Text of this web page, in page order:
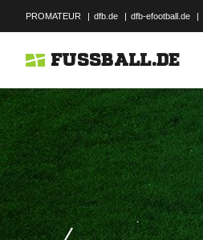
PROMATEUR | dfb.de | dfb-efootball.de |
FUSSBALL.DE